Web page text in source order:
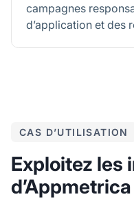
campagnes
d’application et des
CAS D’UTILISATION
Exploitez les